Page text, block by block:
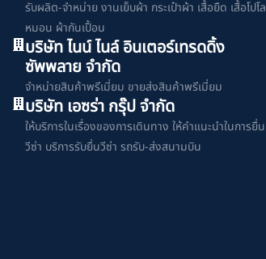
รับผลิต-จำหน่าย งานเย็บผ้า กระเป๋าผ้า เสื้อยืด เสื้อโปโล
หมอน ผ้ากันเปื้อน
บริษัท ไนน์ ไนล์ อินเตอร์เทรดดิ้ง
ซัพพลาย จำกัด
จำหน่ายสินค้าพรีเมี่ยม ขายส่งสินค้าพรีเมี่ยม
บริษัท เอซร่า กรุ๊ป จำกัด
ให้บริการในเรื่องของการเดินทาง ให้คำแนะนำในการยื่น
วีซ่า บริการรับยื่นวีซ่า รถรับ-ส่งสนามบิน